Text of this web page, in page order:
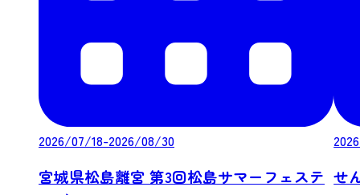
2026/07/18-2026/08/30
宮城県松島離宮 第3回松島サマーフェステ せ